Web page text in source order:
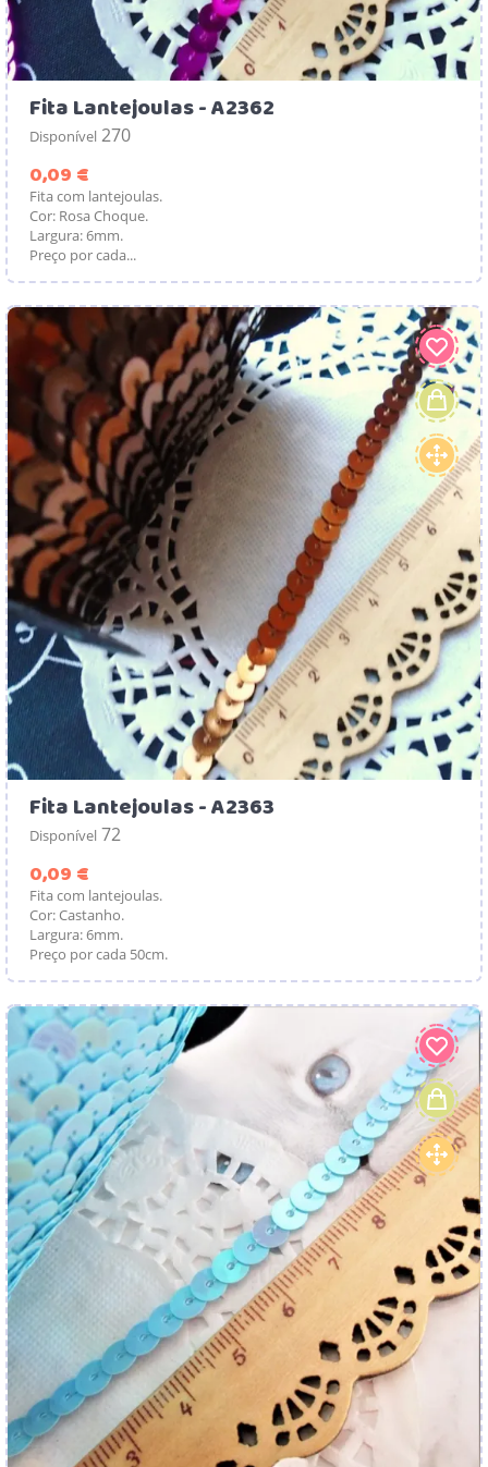
Fita Lantejoulas - A2362
Disponível 270
0,09 €
Fita com lantejoulas.
Cor: Rosa Choque.
Largura: 6mm.
Preço por cada...
Fita Lantejoulas - A2363
Disponível 72
0,09 €
Fita com lantejoulas.
Cor: Castanho.
Largura: 6mm.
Preço por cada 50cm.